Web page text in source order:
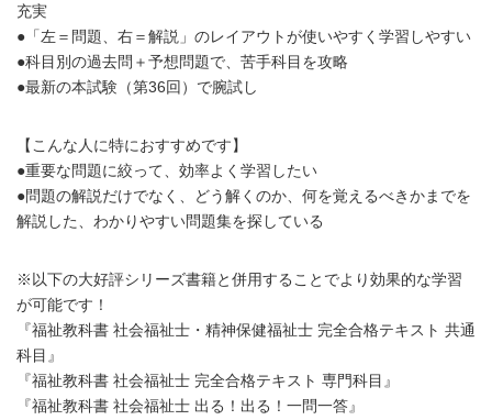
充実
●「左＝問題、右＝解説」のレイアウトが使いやすく学習しやすい
●科目別の過去問＋予想問題で、苦手科目を攻略
●最新の本試験（第36回）で腕試し
【こんな人に特におすすめです】
●重要な問題に絞って、効率よく学習したい
●問題の解説だけでなく、どう解くのか、何を覚えるべきかまでを
解説した、わかりやすい問題集を探している
※以下の大好評シリーズ書籍と併用することでより効果的な学習
が可能です！
『福祉教科書 社会福祉士・精神保健福祉士 完全合格テキスト 共通
科目』
『福祉教科書 社会福祉士 完全合格テキスト 専門科目』
『福祉教科書 社会福祉士 出る！出る！一問一答』